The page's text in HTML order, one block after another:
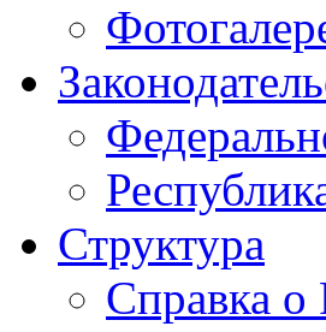
Структура
Справка